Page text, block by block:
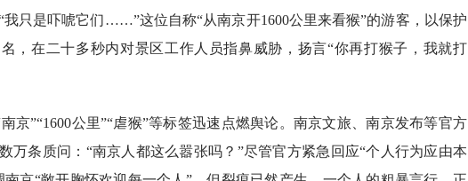
我只是吓唬它们……”这位自称“从南京开1600公里来看猴”的游客，以保护
，在二十多秒内对景区工作人员指鼻威胁，扬言“你再打猴子，我就打
京”“1600公里”“虐猴”等标签迅速点燃舆论。南京文旅、南京发布等官方
万条质问：“南京人都这么嚣张吗？”尽管官方紧急回应“个人行为应由本